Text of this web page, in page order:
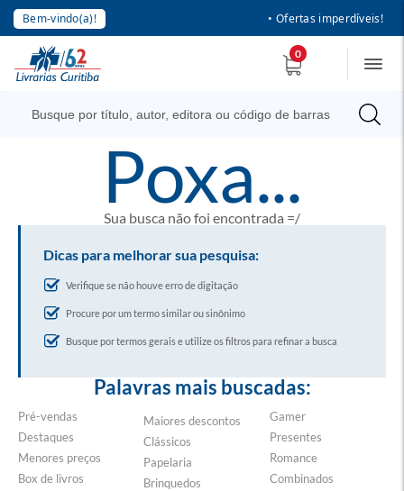
Bem-vindo(a)! • Ofertas imperdíveis!
0
poxa...
Sua busca não foi encontrada =/
Dicas para melhorar sua pesquisa:
Verifique se não houve erro de digitação
Procure por um termo similar ou sinônimo
Busque por termos gerais e utilize os filtros para refinar a busca
Palavras mais buscadas:
Pré-vendas
Destaques
Menores preços
Box de livros
Maiores descontos
Clássicos
Papelaria
Brinquedos
Gamer
Presentes
Romance
Combinados